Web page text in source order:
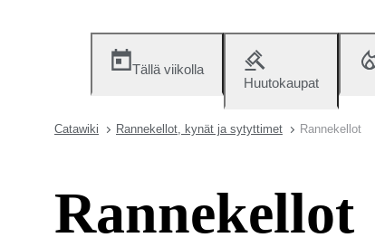
Tällä viikolla
Huutokaupat
Catawiki Rannekellot, kynät ja sytyttimet Rannekellot
Rannekellot